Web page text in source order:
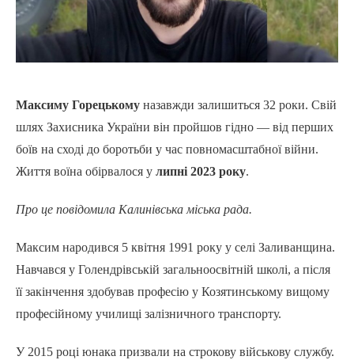
Максиму Горецькому назавжди залишиться 32 роки. Свій
шлях Захисника України він пройшов гідно — від перших
боїв на сході до боротьби у час повномасштабної війни.
Життя воїна обірвалося у липні 2023 року.
Про це повідомила Калинівська міська рада.
Максим народився 5 квітня 1991 року у селі Заливанщина.
Навчався у Голендрівській загальноосвітній школі, а після
її закінчення здобував професію у Козятинському вищому
професійному училищі залізничного транспорту.
У 2015 році юнака призвали на строкову військову службу.